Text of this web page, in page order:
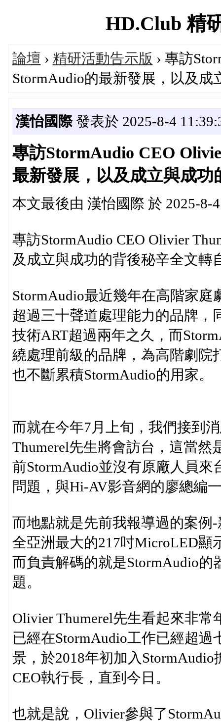
HD.Club 精
論壇 › 精研活動告示版 › 專訪
StormAudio的最新發展，以及成
漢怡國際發表於 2025-8-4
專訪StormAudio CEO
最新發展，以及成立與成功
本文最後由 漢怡國際 於 2025-8-
專訪StormAudio CEO Olivier
及成立與成功的背後秘辛全文
StormAudio最近幾年在高階家
超過三十聲道處理能力的品牌，
技術ART超過兩年之久，而
繞處理前級的品牌，為高階劇院
也不斷累積StormAudio的用家。
而就在今年7月上旬，我們接到
Thumerel先生將會訪台，這當
前StormAudio並沒有原廠人員
問題，與Hi-AV影音網的廖總編
而地點就是先前我報導過的案例
全亞洲最大的217吋MicroLED顯
而負責解碼的就是StormAudio
題。
Olivier Thumerel先生看起來非
已經在StormAudio工作已經超
景，於2018年初加入
CEO執行長，直到今日。
也就是說，Olivier參與了